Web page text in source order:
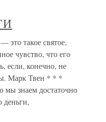
такое святое,
чувство, что его
если, конечно, не
Марк Твен * * *
мы знаем достаточно
деньги,